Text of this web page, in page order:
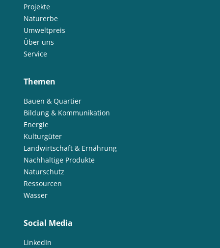
Projekte
Naturerbe
Umweltpreis
Über uns
Service
Themen
Bauen & Quartier
Bildung & Kommunikation
Energie
Kulturgüter
Landwirtschaft & Ernährung
Nachhaltige Produkte
Naturschutz
Ressourcen
Wasser
Social Media
LinkedIn